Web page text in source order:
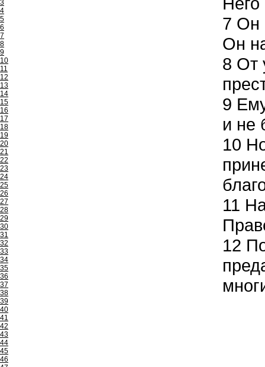
3
4
5
6
7
8
9
10
11
12
13
14
15
16
17
18
19
20
21
22
23
24
25
26
27
28
29
30
31
32
33
34
35
36
37
38
39
40
41
42
43
44
45
46
7 Он
Он
8 От
9
и не
10
11
12